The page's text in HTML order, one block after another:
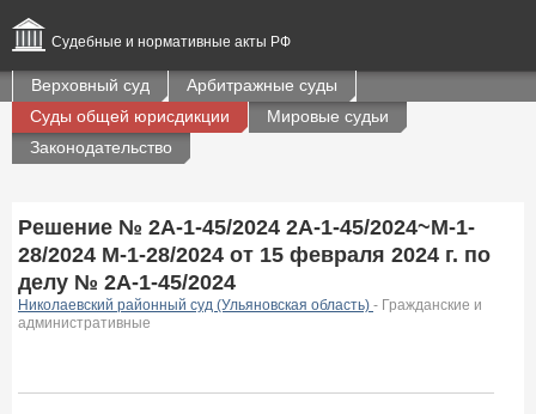
Судебные и нормативные акты РФ
Верховный суд
Арбитражные суды
Суды общей юрисдикции
Мировые судьи
Законодательство
Решение № 2А-1-45/2024 2А-1-45/2024~М-1-
28/2024 М-1-28/2024 от 15 февраля 2024 г. по
делу № 2А-1-45/2024
Николаевский районный суд (Ульяновская область) - Гражданские и
административные